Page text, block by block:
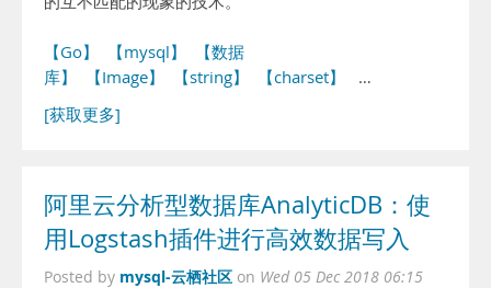
【Go】 【mysql】
【数据
库】
【Image】 【string】 【charset】
…
[获取更多]
阿里云分析型数据库AnalyticDB：使
用Logstash插件进行高效数据写入
Posted by mysql-云栖社区 on Wed 05 Dec 2018 06:15